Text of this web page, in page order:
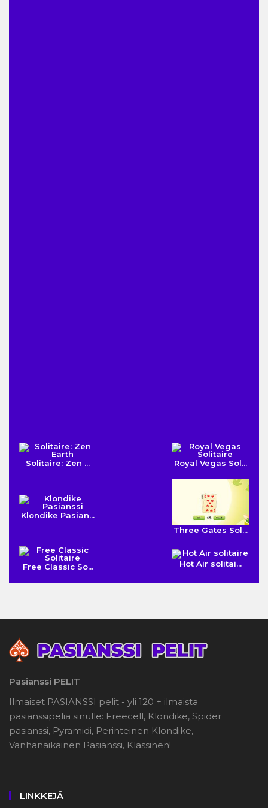
Solitaire: Zen ... Royal Vegas Sol...
Klondike Pasian...
Three Gates Sol...
Free Classic So... Hot Air solitai...
Pasianssi PELIT
Ilmaiset PASIANSSI pelit - yli 120 + ilmaista
pasianssipeliä sinulle: Freecell, Klondike, Spider
pasianssi, Pyramidi, Perinteinen Klondike,
Vanhanaikainen Pasianssi, Klassinen!
LINKKEJÄ